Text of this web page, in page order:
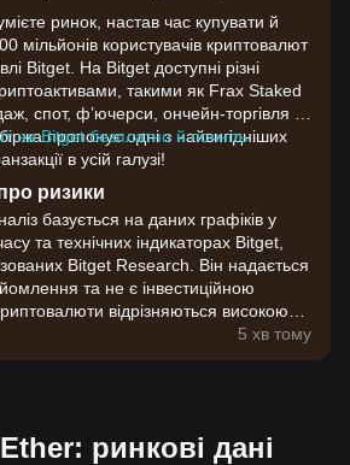
ринок, настав час купувати й
мільйонів користувачів криптовалют
Bitget. На Bitget доступні різні
такими як Frax Staked
спот, ф’ючерси, ончейн-торгівля та
пропонує одні з найвигідніших
в усій галузі!
на Bitget безплатно й почніть
ризики
базується на даних графіків у
та технічних індикаторах Bitget,
Bitget Research. Він надається
та не є інвестиційною
відрізняються високою
інвестиційні рішення,
до ризику.
5 хв тому
ринкові дані